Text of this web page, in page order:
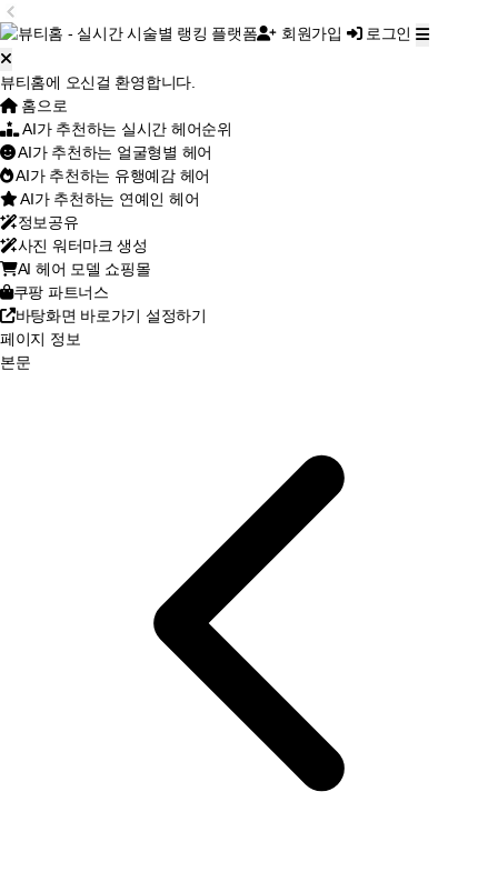
회원가입 로그인
뷰티홈에 오신걸 환영합니다.
홈으로
AI가 추천하는 실시간 헤어순위
AI가 추천하는 얼굴형별 헤어
AI가 추천하는 유행예감 헤어
AI가 추천하는 연예인 헤어
정보공유
사진 워터마크 생성
AI 헤어 모델 쇼핑몰
쿠팡 파트너스
바탕화면 바로가기 설정하기
페이지 정보
본문